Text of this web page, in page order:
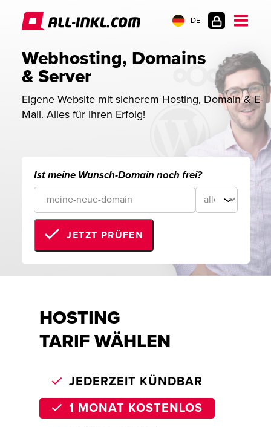
DE
Webhosting, Domains
& Server
Eigene Website mit sicherem Hosting, Domain & E-
Mail. Alles für Ihren Erfolg!
Ist meine Wunsch-Domain noch frei?
JETZT PRÜFEN
HOSTING
TARIF WÄHLEN
JEDERZEIT KÜNDBAR
1 MONAT KOSTENLOS